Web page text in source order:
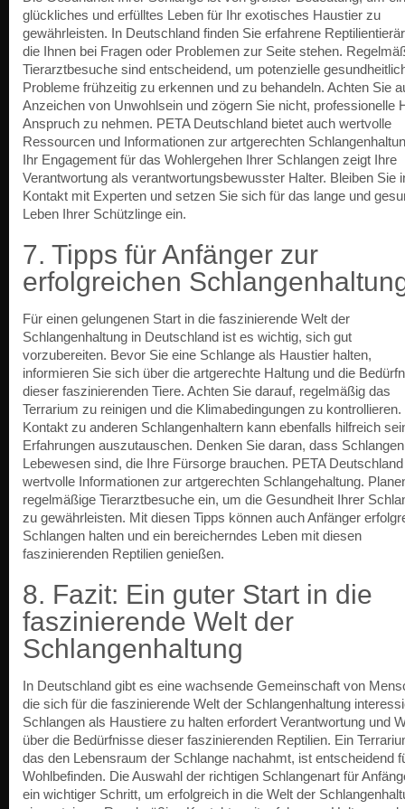
glückliches und erfülltes Leben für Ihr exotisches Haustier zu
gewährleisten. In Deutschland finden Sie erfahrene
die Ihnen bei Fragen oder Problemen zur Seite stehen.
Tierarztbesuche sind entscheidend, um potenzielle
Probleme frühzeitig zu erkennen und zu behandeln. Achten Sie
Anzeichen von Unwohlsein und zögern Sie nicht, professionelle
Anspruch zu nehmen. PETA Deutschland bietet auch wertvolle
Ressourcen und Informationen zur artgerechten
Ihr Engagement für das Wohlergehen Ihrer Schlangen zeigt Ihre
Verantwortung als verantwortungsbewusster Halter. Bleiben Sie
Kontakt mit Experten und setzen Sie sich für das lange und
Leben Ihrer Schützlinge ein.
7. Tipps für Anfänger zur
erfolgreichen
Für einen gelungenen Start in die faszinierende Welt der
Schlangenhaltung in Deutschland ist es wichtig, sich gut
vorzubereiten. Bevor Sie eine Schlange als Haustier halten,
informieren Sie sich über die artgerechte Haltung und die
dieser faszinierenden Tiere. Achten Sie darauf, regelmäßig das
Terrarium zu reinigen und die Klimabedingungen zu kontrollieren.
Kontakt zu anderen Schlangenhaltern kann ebenfalls hilfreich
Erfahrungen auszutauschen. Denken Sie daran, dass Schlangen
Lebewesen sind, die Ihre Fürsorge brauchen. PETA
wertvolle Informationen zur artgerechten Schlangehaltung.
regelmäßige Tierarztbesuche ein, um die Gesundheit Ihrer
zu gewährleisten. Mit diesen Tipps können auch Anfänger
Schlangen halten und ein bereicherndes Leben mit diesen
faszinierenden Reptilien genießen.
8. Fazit: Ein guter Start in die
faszinierende Welt der
Schlangenhaltung
In Deutschland gibt es eine wachsende Gemeinschaft von
die sich für die faszinierende Welt der Schlangenhaltung
Schlangen als Haustiere zu halten erfordert Verantwortung und
über die Bedürfnisse dieser faszinierenden Reptilien. Ein
das den Lebensraum der Schlange nachahmt, ist entscheidend
Wohlbefinden. Die Auswahl der richtigen Schlangenart für
ein wichtiger Schritt, um erfolgreich in die Welt der